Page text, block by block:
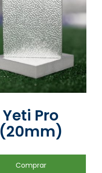
Yeti Pro
(20mm)
Comprar